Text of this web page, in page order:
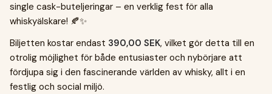
single cask-buteljeringar – en verklig fest för alla
whiskyälskare! 🍂✨
Biljetten kostar endast 390,00 SEK, vilket gör detta till en
otrolig möjlighet för både entusiaster och nybörjare att
fördjupa sig i den fascinerande världen av whisky, allt i en
festlig och social miljö.